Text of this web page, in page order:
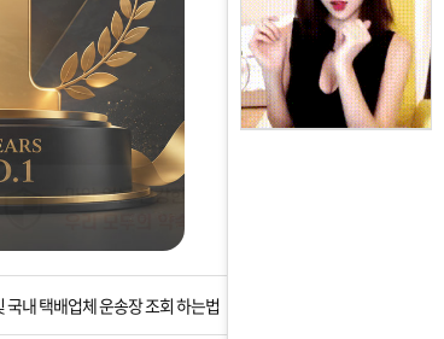
꼭 입금후 고객센터 연락바랍니다.
휴무 안내
내 택배업체 운송장 조회 하는법